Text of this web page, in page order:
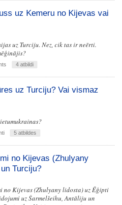
uz Kemeru no Kijevas vai
uz Turciju. Nez, cik tas ir neērti.
4 atbildi
uz Turciju? Vai vismaz
5 atbildes
no Kijevas (Zhulyany
Turciju?
no Kijevas (Zhulyany lidosta) uz Ēģipti
uz Šarmelšeihu, Antāliju un